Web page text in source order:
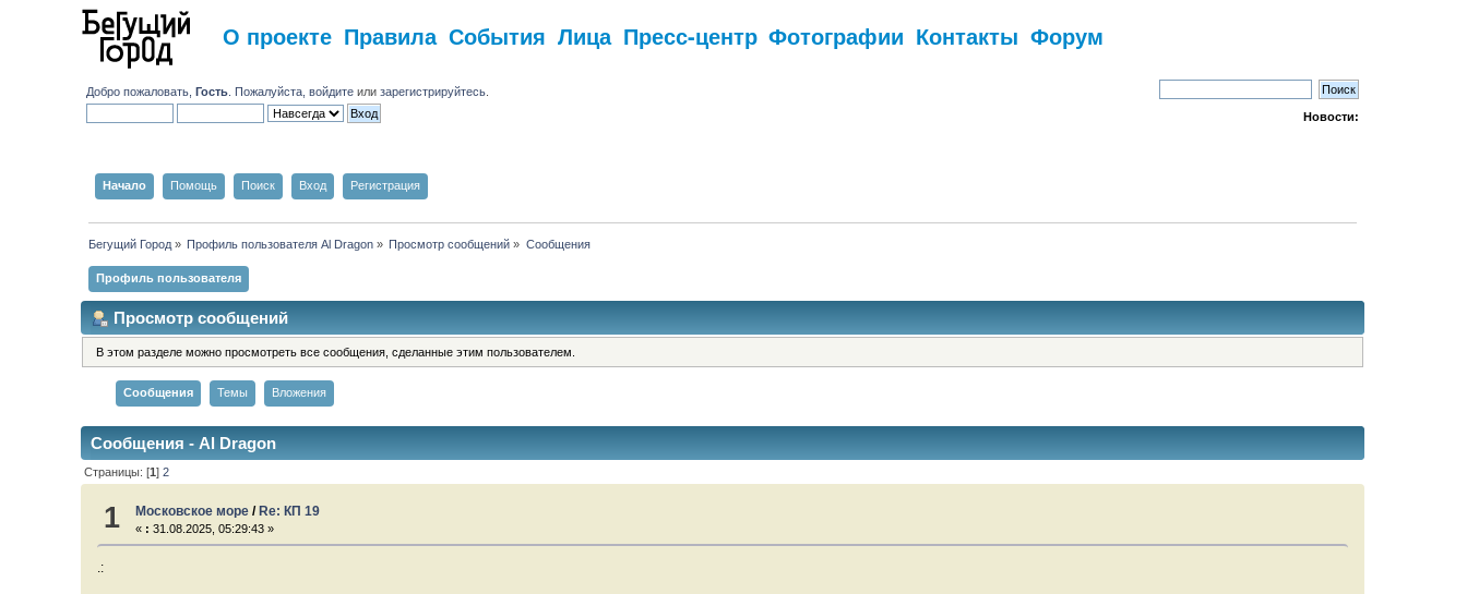
О проекте Правила События Лица Пресс-центр Фотографии Контакты Форум
Добро пожаловать,Гость . Пожалуйста,войдите илизарегистрируйтесь
Новости:
Начало Помощь Поиск Вход Регистрация
Бегущий Город» Профиль пользователя Al Dragon» Просмотр сообщений » Сообщения
Профиль пользователя
Просмотр сообщений
В этом разделе можно просмотреть все сообщения, сделанные этим пользователем.
Сообщения Темы Вложения
Сообщения - Al Dragon
Страницы: [1] 2
1 Московское море/ Re: КП 19
« : 31.08.2025, 05:29:43 »
.: